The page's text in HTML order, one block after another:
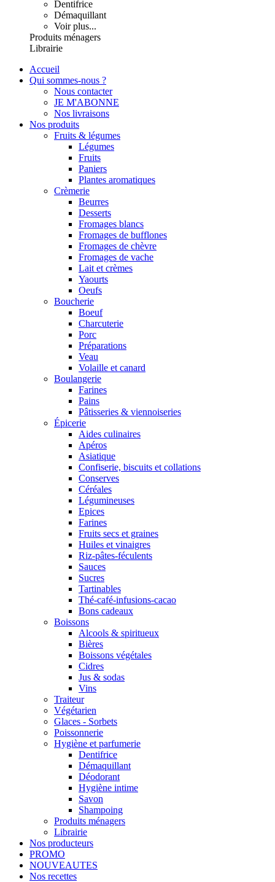
Dentifrice
Démaquillant
Voir plus...
Produits ménagers
Librairie
Accueil
Qui sommes-nous ?
Nous contacter
JE M'ABONNE
Nos livraisons
Nos produits
Fruits & légumes
Légumes
Fruits
Paniers
Plantes aromatiques
Crèmerie
Beurres
Desserts
Fromages blancs
Fromages de bufflones
Fromages de chèvre
Fromages de vache
Lait et crèmes
Yaourts
Oeufs
Boucherie
Boeuf
Charcuterie
Porc
Préparations
Veau
Volaille et canard
Boulangerie
Farines
Pains
Pâtisseries & viennoiseries
Épicerie
Aides culinaires
Apéros
Asiatique
Confiserie, biscuits et collations
Conserves
Céréales
Légumineuses
Epices
Farines
Fruits secs et graines
Huiles et vinaigres
Riz-pâtes-féculents
Sauces
Sucres
Tartinables
Thé-café-infusions-cacao
Bons cadeaux
Boissons
Alcools & spiritueux
Bières
Boissons végétales
Cidres
Jus & sodas
Vins
Traiteur
Végétarien
Glaces - Sorbets
Poissonnerie
Hygiène et parfumerie
Dentifrice
Démaquillant
Déodorant
Hygiène intime
Savon
Shampoing
Produits ménagers
Librairie
Nos producteurs
PROMO
NOUVEAUTES
Nos recettes